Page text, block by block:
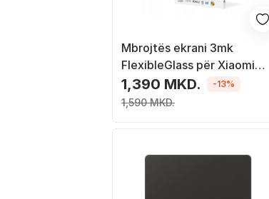
Mbrojtës ekrani 3mk
FlexibleGlass për Xiaomi
Redmi Pad 2 Pro, xham
hibrid, transparent
1,390 MKD.
1,590 MKD.
-13%